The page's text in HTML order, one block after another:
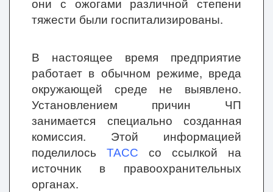
тяжести были госпитализированы.
В настоящее время предприятие
работает в обычном режиме, вреда
окружающей среде не выявлено.
Установлением причин ЧП
занимается специально созданная
комиссия. Этой информацией
поделилось ТАСС со ссылкой на
источник в правоохранительных
органах.